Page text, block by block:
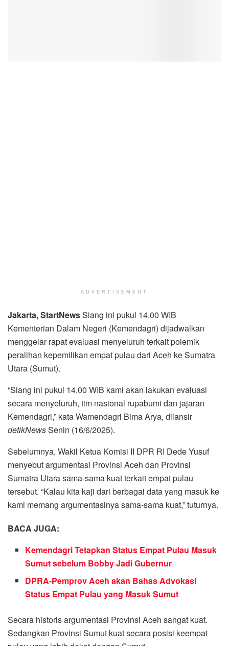
ADVERTISEMENT
Jakarta, StartNewsSiang ini pukul 14.00 WIB
Kementerian Dalam Negeri (Kemendagri) dijadwalkan
menggelar rapat evaluasi menyeluruh terkait polemik
peralihan kepemilikan empat pulau dari Aceh ke Sumatra
Utara (Sumut).
“Siang ini pukul 14.00 WIB kami akan lakukan evaluasi
secara menyeluruh, tim nasional rupabumi dan jajaran
Kemendagri,” kata Wamendagri Bima Arya, dilansir
detikNewsSenin (16/6/2025).
Sebelumnya, Wakil Ketua Komisi II DPR RI Dede Yusuf
menyebut argumentasi Provinsi Aceh dan Provinsi
Sumatra Utara sama-sama kuat terkait empat pulau
tersebut. “Kalau kita kaji dari berbagai data yang masuk ke
kami memang argumentasinya sama-sama kuat,” tuturnya.
BACA JUGA:
Kemendagri Tetapkan Status Empat Pulau Masuk
Sumut sebelum Bobby Jadi Gubernur
DPRA-Pemprov Aceh akan Bahas Advokasi
Status Empat Pulau yang Masuk Sumut
Secara historis argumentasi Provinsi Aceh sangat kuat.
Sedangkan Provinsi Sumut kuat secara posisi keempat